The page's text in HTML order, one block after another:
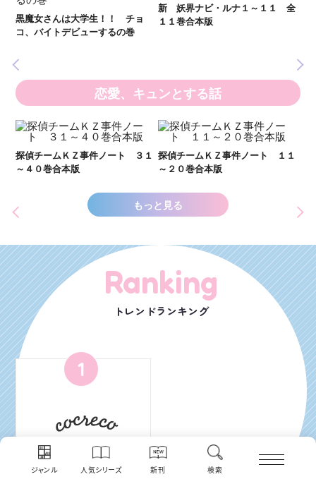
ジャンル 人気シリーズ 新刊 検索
黒魔女さんは大学生！！ チョ
コ、バイトデビューするの巻
新 妖界ナビ・ルナ１～１１ 全
１１巻合本版
恋愛、キュンとする話
探偵チームＫＺ事件ノート ３１
～４０巻合本版
探偵チームＫＺ事件ノート １１
～２０巻合本版
もっと見る
Ranking
トレンドランキング
1